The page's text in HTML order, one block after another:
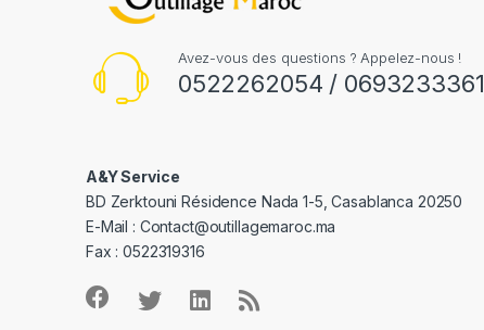
Avez-vous des questions ? Appelez-nous !
0522262054 / 0693233361
A&Y Service
BD Zerktouni Résidence Nada 1-5, Casablanca 20250
E-Mail : Contact@outillagemaroc.ma
Fax : 0522319316